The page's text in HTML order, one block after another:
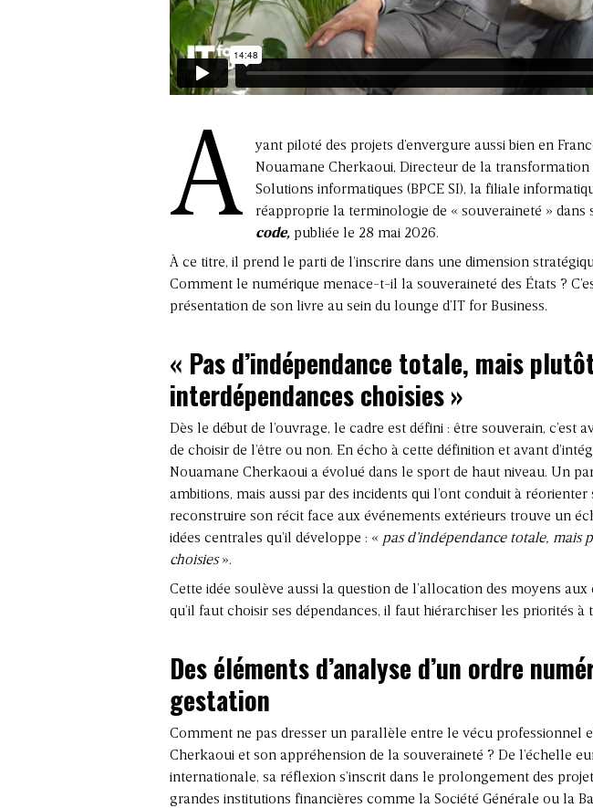
A
yant piloté des projets d’envergure aussi bien en
Nouamane Cherkaoui, Directeur de la transformation
Solutions informatiques (BPCE SI), la filiale
réapproprie la terminologie de « souveraineté »
code, publiée le 28 mai 2026.
À ce titre, il prend le parti de l’inscrire dans une dimension
Comment le numérique menace-t-il la souveraineté des États ?
présentation de son livre au sein du lounge d’IT for Business.
« Pas d’indépendance totale, mais
interdépendances choisies »
Dès le début de l’ouvrage, le cadre est défini : être souverain, c’est
de choisir de l’être ou non. En écho à cette définition et avant
Nouamane Cherkaoui a évolué dans le sport de haut niveau. Un
ambitions, mais aussi par des incidents qui l’ont conduit à
reconstruire son récit face aux événements extérieurs trouve un
idées centrales qu’il développe : « pas d’indépendance totale, mais
choisies».
Cette idée soulève aussi la question de l’allocation des moyens
qu’il faut choisir ses dépendances, il faut hiérarchiser les priorités à
Des éléments d’analyse d’un ordre
gestation
Comment ne pas dresser un parallèle entre le vécu professionnel
Cherkaoui et son appréhension de la souveraineté ? De l’échelle
internationale, sa réflexion s’inscrit dans le prolongement des
grandes institutions financières comme la Société Générale ou la